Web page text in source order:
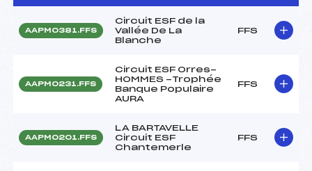
AAPM0381.FFS
Circuit ESF de la
Vallée De La
Blanche
FFS
AAPM0231.FFS
Circuit ESF Orres-
HOMMES -Trophée
Banque Populaire
AURA
FFS
AAPM0201.FFS
LA BARTAVELLE
Circuit ESF
Chantemerle
FFS